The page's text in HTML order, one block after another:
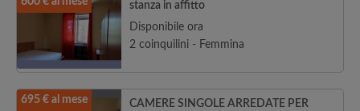
stanza in affitto
Disponibile ora
2 coinquilini - Femmina
695 € al mese
CAMERE SINGOLE ARREDATE PER